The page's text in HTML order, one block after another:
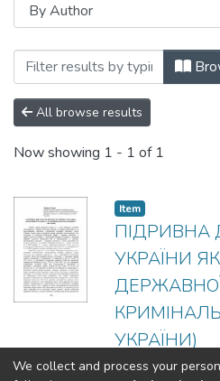
Browsing
All browse results
Now showing 1 - 1 of 1
Item
ПІДРИВНА
УКРАЇНИ
УКРАЇНИ)
(2023-11-02)
We collect and process your